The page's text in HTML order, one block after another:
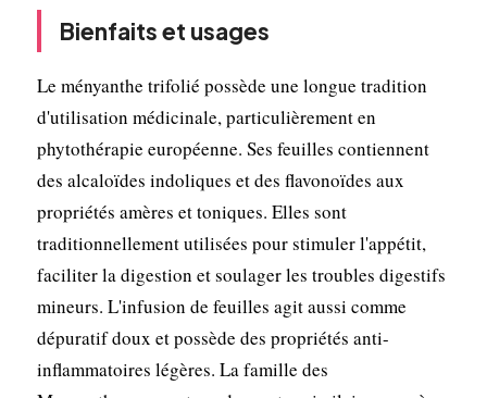
Bienfaits et usages
Le ményanthe trifolié possède une longue tradition
d'utilisation médicinale, particulièrement en
phytothérapie européenne. Ses feuilles contiennent
des alcaloïdes indoliques et des flavonoïdes aux
propriétés amères et toniques. Elles sont
traditionnellement utilisées pour stimuler l'appétit,
faciliter la digestion et soulager les troubles digestifs
mineurs. L'infusion de feuilles agit aussi comme
dépuratif doux et possède des propriétés anti-
inflammatoires légères. La famille des